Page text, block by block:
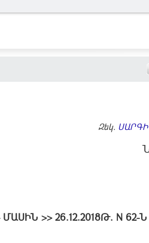
Զեկ.
>> 26.12.2018Թ. N 62-